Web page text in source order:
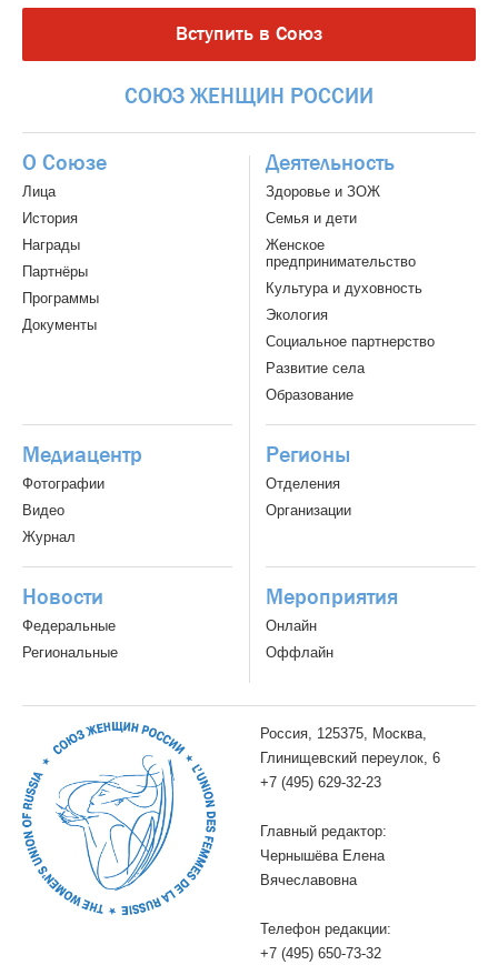
Вступить в Союз
СОЮЗ ЖЕНЩИН РОССИИ
О Союзе
Лица
История
Награды
Партнёры
Программы
Документы
Деятельность
Здоровье и ЗОЖ
Семья и дети
Женское
предпринимательство
Культура и духовность
Экология
Социальное партнерство
Развитие села
Образование
Медиацентр
Фотографии
Видео
Журнал
Регионы
Отделения
Организации
Новости
Федеральные
Региональные
Мероприятия
Онлайн
Оффлайн
Россия, 125375, Москва,
Глинищевский переулок, 6
+7 (495) 629-32-23
Главный редактор:
Чернышёва Елена
Вячеславовна
Телефон редакции:
+7 (495) 650-73-32